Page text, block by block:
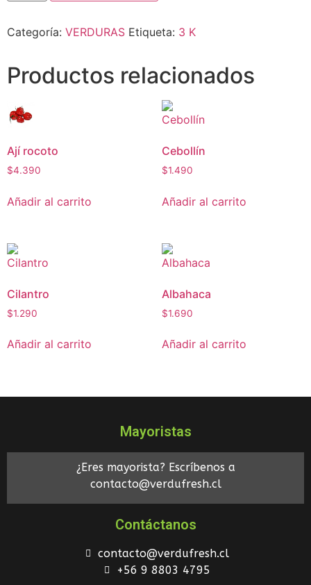
Categoría: VERDURAS Etiqueta: 3 K
Productos relacionados
Ají rocoto
$4.390
Añadir al carrito
Cebollín
$1.490
Añadir al carrito
Cilantro
$1.290
Añadir al carrito
Albahaca
$1.690
Añadir al carrito
Mayoristas
¿Eres mayorista? Escríbenos a
contacto@verdufresh.cl
Contáctanos
contacto@verdufresh.cl
+56 9 8803 4795